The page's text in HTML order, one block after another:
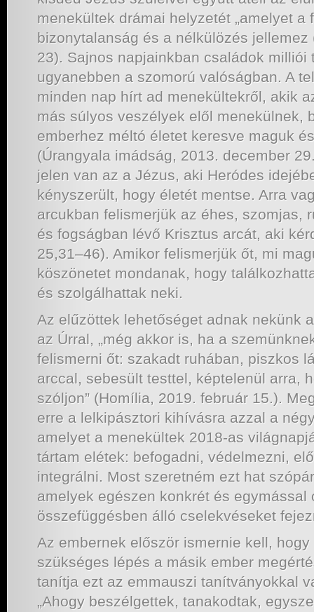
menekültek drámai helyzetét „amelyet a
bizonytalanság és a nélkülözés jellemez
23). Sajnos napjainkban családok milliói
ugyanebben a szomorú valóságban. A
minden nap hírt ad menekültekről, akik
más súlyos veszélyek elől menekülnek,
emberhez méltó életet keresve maguk
(Úrangyala imádság, 2013. december
jelen van az a Jézus, aki Heródes
kényszerült, hogy életét mentse. Arra
arcukban felismerjük az éhes, szomjas,
és fogságban lévő Krisztus arcát, aki
25,31–46). Amikor felismerjük őt, mi
köszönetet mondanak, hogy
és szolgálhattak neki.
Az elűzöttek lehetőséget adnak nekünk
az Úrral, „még akkor is, ha a
felismerni őt: szakadt ruhában, piszkos
arccal, sebesült testtel, képtelenül arra,
szóljon” (Homília, 2019. február 15.).
erre a lelkipásztori kihívásra azzal a
amelyet a menekültek 2018-as
tártam elétek: befogadni, védelmezni,
integrálni. Most szeretném ezt hat
amelyek egészen konkrét és egymással
összefüggésben álló cselekvéseket
Az embernek először ismernie kell,
szükséges lépés a másik ember
tanítja ezt az emmauszi tanítványokkal
„Ahogy beszélgettek, tanakodtak,